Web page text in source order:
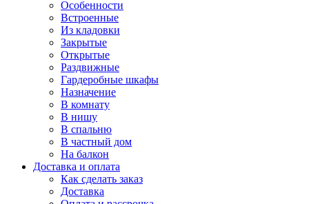
Особенности
Встроенные
Из кладовки
Закрытые
Открытые
Раздвижные
Гардеробные шкафы
Назначение
В комнату
В нишу
В спальню
В частный дом
На балкон
Доставка и оплата
Как сделать заказ
Доставка